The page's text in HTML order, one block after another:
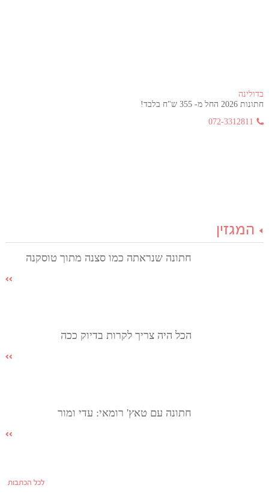
בדולינה
חתונות 2026 החל מ- 355 ש"ח בלבד!
072-3312811
המגזין
חתונה שנראתה כמו סצנה מתוך טוסקנה
הכל היה צריך לקרות בדיוק ככה
חתונה עם טאץ' רומאי: עדי ומור
לכל הכתבות